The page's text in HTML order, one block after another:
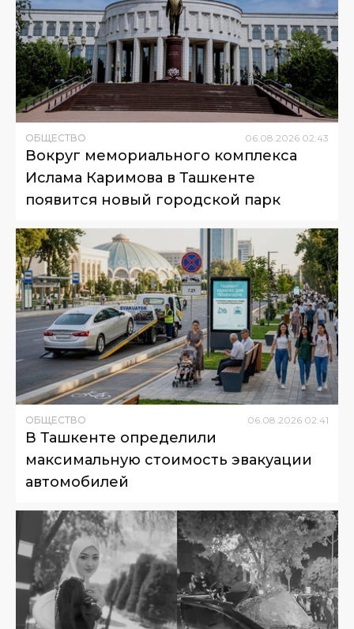
ОБЩЕСТВО 06.08.2026 02:43
Вокруг мемориального комплекса
Ислама Каримова в Ташкенте
появится новый городской парк
ОБЩЕСТВО 06 08 2026 02:41
В Ташкенте определили
максимальную стоимость эвакуации
автомобилей